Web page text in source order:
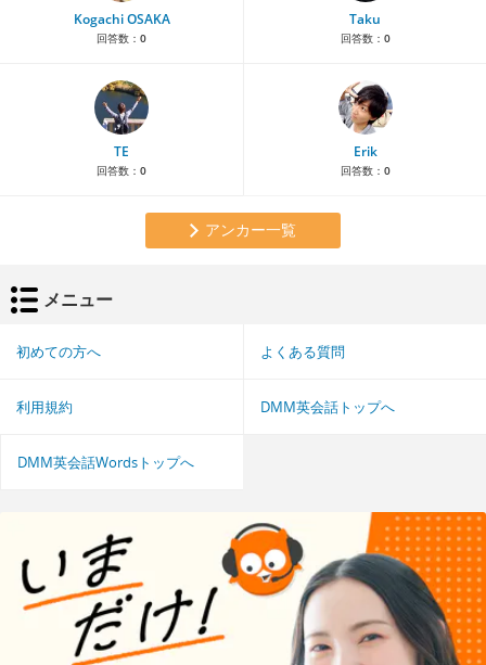
Kogachi OSAKA
回答数： 0
Taku
回答数： 0
TE
回答数： 0
Erik
回答数： 0
アンカー一覧
メニュー
初めての方へ よくある質問
利用規約 DMM英会話トップへ
DMM英会話Wordsトップへ